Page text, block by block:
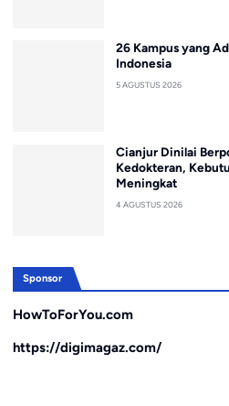
26 Kampus yang
Indonesia
5 AGUSTUS 2026
Cianjur Dinilai
Kedokteran,
Meningkat
4 AGUSTUS 2026
Sponsor
HowToForYou.com
https://digimagaz.com/